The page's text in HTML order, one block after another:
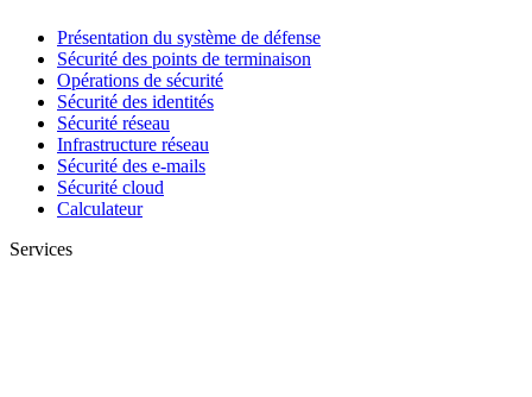
Présentation du système de défense
Sécurité des points de terminaison
Opérations de sécurité
Sécurité des identités
Sécurité réseau
Infrastructure réseau
Sécurité des e-mails
Sécurité cloud
Calculateur
Services